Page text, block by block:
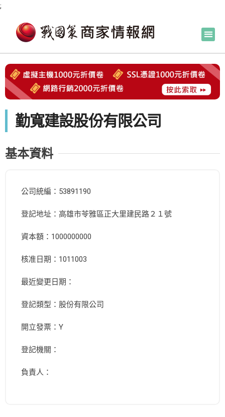
;
勤寬建設股份有限公司
基本資料
公司統編：53891190
登記地址：高雄市苓雅區正大里建民路２１號
資本額：1000000000
核准日期：1011003
最近變更日期：
登記類型：股份有限公司
開立發票：Y
登記機關：
負責人：